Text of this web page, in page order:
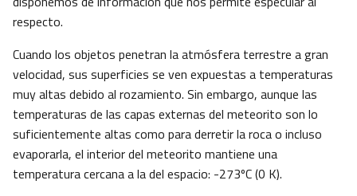
respecto.
Cuando los objetos penetran la atmósfera terrestre a gran
velocidad, sus superficies se ven expuestas a temperaturas
muy altas debido al rozamiento. Sin embargo, aunque las
temperaturas de las capas externas del meteorito son lo
suficientemente altas como para derretir la roca o incluso
evaporarla, el interior del meteorito mantiene una
temperatura cercana a la del espacio: -273ºC (0 K).